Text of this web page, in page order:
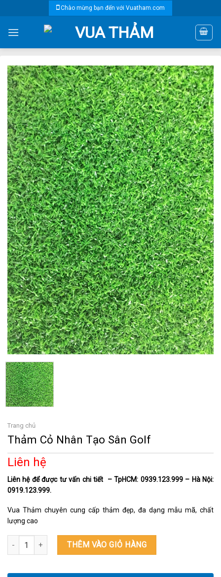
content
Chào mừng bạn đến với Vuatham.com
Trang chủ
Thảm Cỏ Nhân Tạo Sân Golf
Liên hệ
Liên hệ để được tư vấn chi tiết – TpHCM: 0939.123.999 – Hà Nội:
0919.123.999.
Vua Thảm chuyên cung cấp thảm đẹp, đa dạng mẫu mã, chất
lượng cao
Thảm Cỏ Nhân Tạo Sân Golf số lượng
THÊM VÀO GIỎ HÀNG